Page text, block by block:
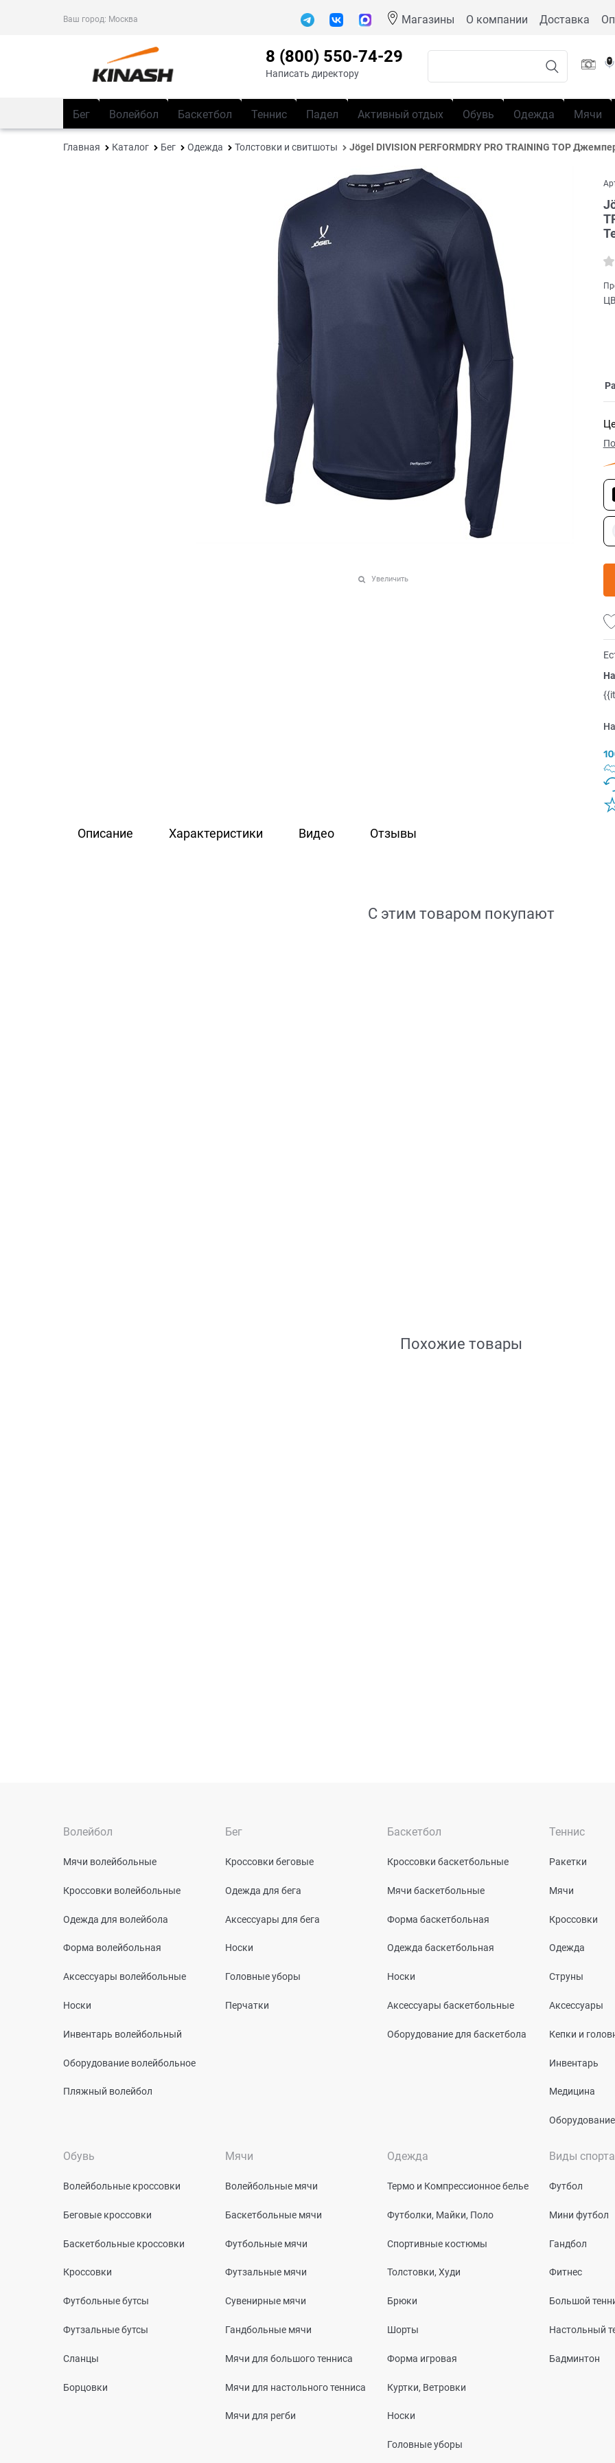
Ваш город: Москва Магазины О компании Доставка
8 (800) 550-74-29
Написать директору
Бег Волейбол Баскетбол Теннис Падел Активный отдых Обувь Одежда Мячи
Главная Каталог Бег Одежда Толстовки и свитшоты Jögel DIVISION PERFORMDRY PRO TRAINING TOP
Увеличить
Описание Характеристики Видео Отзывы
С этим товаром покупают
Похожие товары
Волейбол
Мячи волейбольные
Кроссовки волейбольные
Одежда для волейбола
Форма волейбольная
Аксессуары волейбольные
Носки
Инвентарь волейбольный
Оборудование волейбольное
Пляжный волейбол
Бег
Кроссовки беговые
Одежда для бега
Аксессуары для бега
Носки
Головные уборы
Перчатки
Баскетбол
Кроссовки баскетбольные
Мячи баскетбольные
Форма баскетбольная
Одежда баскетбольная
Носки
Аксессуары баскетбольные
Оборудование для баскетбола
Теннис
Ракетки
Мячи
Кроссовки
Одежда
Струны
Аксессуары
Кепки и
Инвентарь
Медицина
Оборудование
Обувь
Волейбольные кроссовки
Беговые кроссовки
Баскетбольные кроссовки
Кроссовки
Футбольные бутсы
Футзальные бутсы
Сланцы
Борцовки
Мячи
Волейбольные мячи
Баскетбольные мячи
Футбольные мячи
Футзальные мячи
Сувенирные мячи
Гандбольные мячи
Мячи для большого тенниса
Мячи для настольного тенниса
Мячи для регби
Одежда
Термо и Компрессионное белье
Футболки, Майки, Поло
Спортивные костюмы
Толстовки, Худи
Брюки
Шорты
Форма игровая
Куртки, Ветровки
Носки
Головные уборы
Виды спорта
Футбол
Мини футбол
Гандбол
Фитнес
Большой
Настольный
Бадминтон